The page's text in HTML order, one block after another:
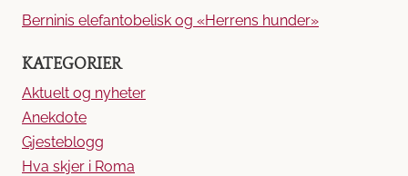
Berninis elefantobelisk og «Herrens hunder»
KATEGORIER
Aktuelt og nyheter
Anekdote
Gjesteblogg
Hva skjer i Roma